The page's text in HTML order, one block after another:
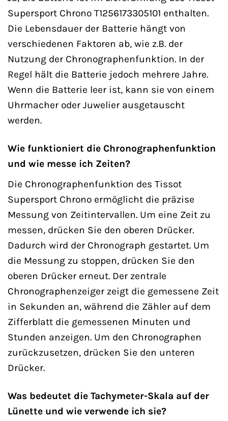
Supersport Chrono T1256173305101 enthalten.
Die Lebensdauer der Batterie hängt von
verschiedenen Faktoren ab, wie z.B. der
Nutzung der Chronographenfunktion. In der
Regel hält die Batterie jedoch mehrere Jahre.
Wenn die Batterie leer ist, kann sie von einem
Uhrmacher oder Juwelier ausgetauscht
werden.
Wie funktioniert die Chronographenfunktion
und wie messe ich Zeiten?
Die Chronographenfunktion des Tissot
Supersport Chrono ermöglicht die präzise
Messung von Zeitintervallen. Um eine Zeit zu
messen, drücken Sie den oberen Drücker.
Dadurch wird der Chronograph gestartet. Um
die Messung zu stoppen, drücken Sie den
oberen Drücker erneut. Der zentrale
Chronographenzeiger zeigt die gemessene Zeit
in Sekunden an, während die Zähler auf dem
Zifferblatt die gemessenen Minuten und
Stunden anzeigen. Um den Chronographen
zurückzusetzen, drücken Sie den unteren
Drücker.
Was bedeutet die Tachymeter-Skala auf der
Lünette und wie verwende ich sie?